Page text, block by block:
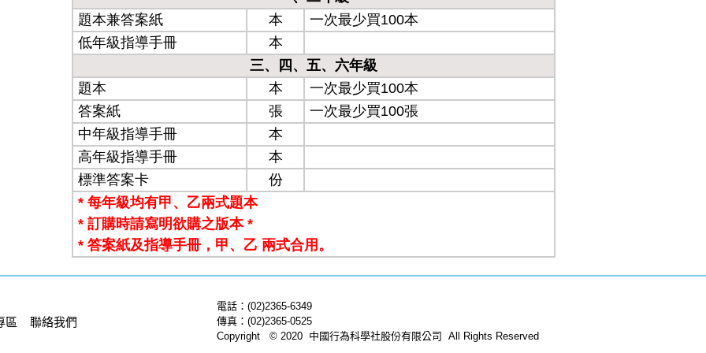
電話：(02)2365-6349
傳真：(02)2365-0525
Copyright © 2020 中國行為科學社股份有限公司 All Rights Reserved
區 聯絡我們